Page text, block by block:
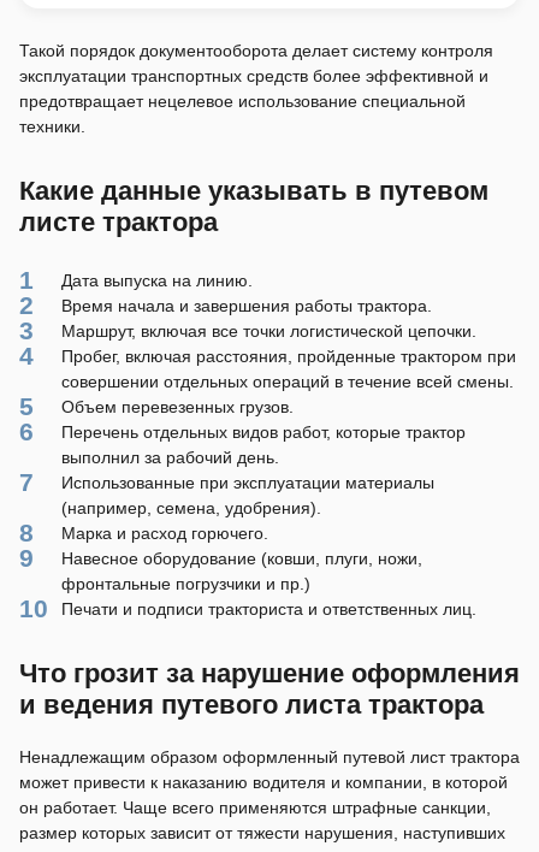
Такой порядок документооборота делает систему контроля
эксплуатации транспортных средств более эффективной и
предотвращает нецелевое использование специальной
техники.
Какие данные указывать в путевом
листе трактора
Дата выпуска на линию.
Время начала и завершения работы трактора.
Маршрут, включая все точки логистической цепочки.
Пробег, включая расстояния, пройденные трактором при
совершении отдельных операций в течение всей смены.
Объем перевезенных грузов.
Перечень отдельных видов работ, которые трактор
выполнил за рабочий день.
Использованные при эксплуатации материалы
(например, семена, удобрения).
Марка и расход горючего.
Навесное оборудование (ковши, плуги, ножи,
фронтальные погрузчики и пр.)
Печати и подписи тракториста и ответственных лиц.
Что грозит за нарушение оформления
и ведения путевого листа трактора
Ненадлежащим образом оформленный путевой лист трактора
может привести к наказанию водителя и компании, в которой
он работает. Чаще всего применяются штрафные санкции,
размер которых зависит от тяжести нарушения, наступивших